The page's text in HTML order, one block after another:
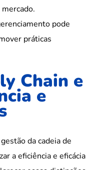
pode
práticas
Chain e
e
da cadeia de
a eficiência e eficácia